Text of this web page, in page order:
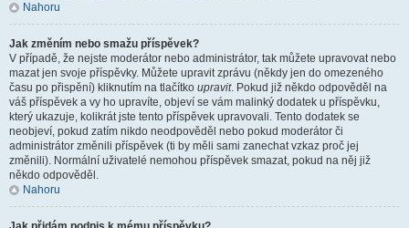
Nahoru
Jak změním nebo smažu příspěvek?
V případě, že nejste moderátor nebo administrátor, tak můžete upravovat nebo
mazat jen svoje příspěvky. Můžete upravit zprávu (někdy jen do omezeného
času po přispění) kliknutím na tlačítko upravit. Pokud již někdo odpověděl na
váš příspěvek a vy ho upravíte, objeví se vám malinký dodatek u příspěvku,
který ukazuje, kolikrát jste tento příspěvek upravovali. Tento dodatek se
neobjeví, pokud zatím nikdo neodpověděl nebo pokud moderátor či
administrátor změnili příspěvek (ti by měli sami zanechat vzkaz proč jej
změnili). Normální uživatelé nemohou příspěvek smazat, pokud na něj již
někdo odpověděl.
Nahoru